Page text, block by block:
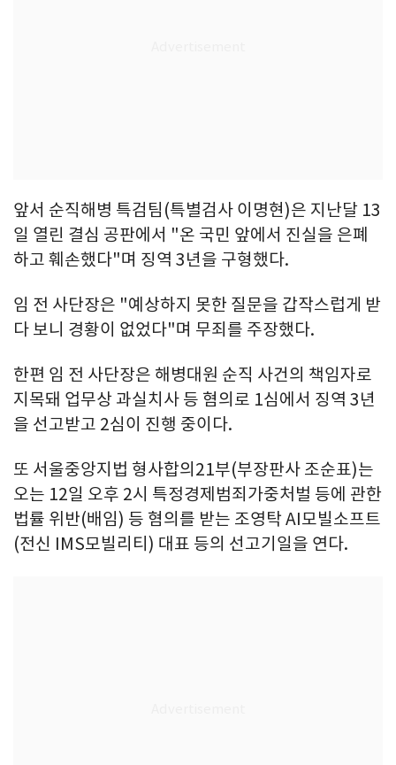
앞서 순직해병 특검팀(특별검사 이명현)은 지난달 13
일 열린 결심 공판에서 "온 국민 앞에서 진실을 은폐
하고 훼손했다"며 징역 3년을 구형했다.
임 전 사단장은 "예상하지 못한 질문을 갑작스럽게 받
다 보니 경황이 없었다"며 무죄를 주장했다.
한편 임 전 사단장은 해병대원 순직 사건의 책임자로
지목돼 업무상 과실치사 등 혐의로 1심에서 징역 3년
을 선고받고 2심이 진행 중이다.
또 서울중앙지법 형사합의21부(부장판사 조순표)는
오는 12일 오후 2시 특정경제범죄가중처벌 등에 관한
법률 위반(배임) 등 혐의를 받는 조영탁 AI모빌소프트
(전신 IMS모빌리티) 대표 등의 선고기일을 연다.